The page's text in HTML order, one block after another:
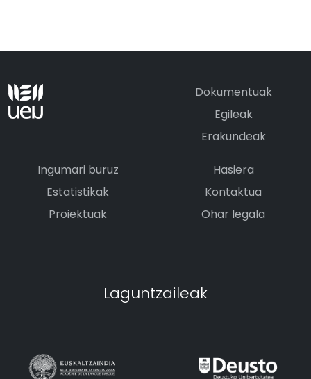
Dokumentuak
Egileak
Erakundeak
Ingumari buruz
Estatistikak
Proiektuak
Hasiera
Kontaktua
Ohar legala
Laguntzaileak